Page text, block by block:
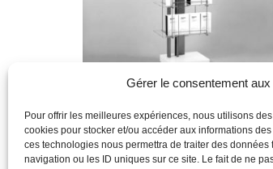
Gérer le consentement
Pour offrir les meilleures expériences, nous utilisons
cookies pour stocker et/ou accéder aux informations
ces technologies nous permettra de traiter des
navigation ou les ID uniques sur ce site. Le fait de ne
Lire la suite